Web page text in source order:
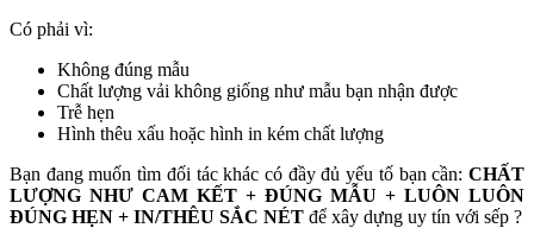
Có phải vì:
Không đúng mẫu
Chất lượng vải không giống như mẫu bạn nhận được
Trễ hẹn
Hình thêu xấu hoặc hình in kém chất lượng
Bạn đang muốn tìm đối tác khác có đầy đủ yếu tố bạn cần: CHẤT
LƯỢNG NHƯ CAM KẾT + ĐÚNG MẪU + LUÔN LUÔN
ĐÚNG HẸN + IN/THÊU SẮC NÉT để xây dựng uy tín với sếp ?